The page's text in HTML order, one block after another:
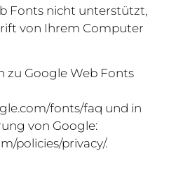
Fonts nicht unterstützt,
von Ihrem Computer
Google Web Fonts
fonts/faq und in
von Google:
policies/privacy/.